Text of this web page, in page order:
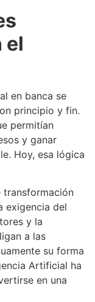
el
en banca se
principio y fin.
permitían
y ganar
Hoy, esa lógica
transformación
exigencia del
y la
a las
su forma
Artificial ha
en una